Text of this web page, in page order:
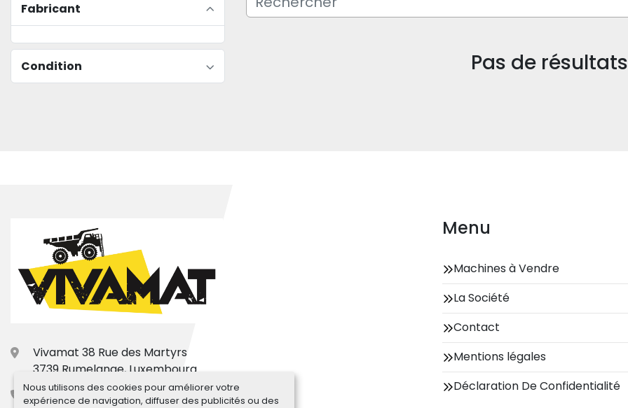
Nous utilisons des cookies pour améliorer votre
expérience de navigation, diffuser des publicités ou des
Fabricant
Condition Pas de
Vivamat 38 Rue des Martyrs
3739 Rumelange, Luxembourg
+33.7.77.31.66.15
Menu
Machines à Vendre
La Société
Contact
Mentions légales
Déclaration De Confidentialité